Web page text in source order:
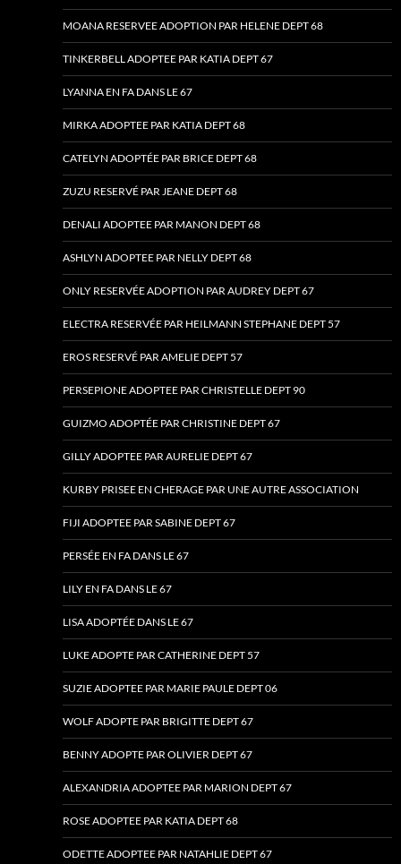
MOANA RESERVEE ADOPTION PAR HELENE DEPT 68
TINKERBELL ADOPTEE PAR KATIA DEPT 67
LYANNA EN FA DANS LE 67
MIRKA ADOPTEE PAR KATIA DEPT 68
CATELYN ADOPTÉE PAR BRICE DEPT 68
ZUZU RESERVÉ PAR JEANE DEPT 68
DENALI ADOPTEE PAR MANON DEPT 68
ASHLYN ADOPTEE PAR NELLY DEPT 68
ONLY RESERVÉE ADOPTION PAR AUDREY DEPT 67
ELECTRA RESERVÉE PAR HEILMANN STEPHANE DEPT 57
EROS RESERVÉ PAR AMELIE DEPT 57
PERSEPIONE ADOPTEE PAR CHRISTELLE DEPT 90
GUIZMO ADOPTÉE PAR CHRISTINE DEPT 67
GILLY ADOPTEE PAR AURELIE DEPT 67
KURBY PRISEE EN CHERAGE PAR UNE AUTRE ASSOCIATION
FIJI ADOPTEE PAR SABINE DEPT 67
PERSÉE EN FA DANS LE 67
LILY EN FA DANS LE 67
LISA ADOPTÉE DANS LE 67
LUKE ADOPTE PAR CATHERINE DEPT 57
SUZIE ADOPTEE PAR MARIE PAULE DEPT 06
WOLF ADOPTE PAR BRIGITTE DEPT 67
BENNY ADOPTE PAR OLIVIER DEPT 67
ALEXANDRIA ADOPTEE PAR MARION DEPT 67
ROSE ADOPTEE PAR KATIA DEPT 68
ODETTE ADOPTEE PAR NATAHLIE DEPT 67